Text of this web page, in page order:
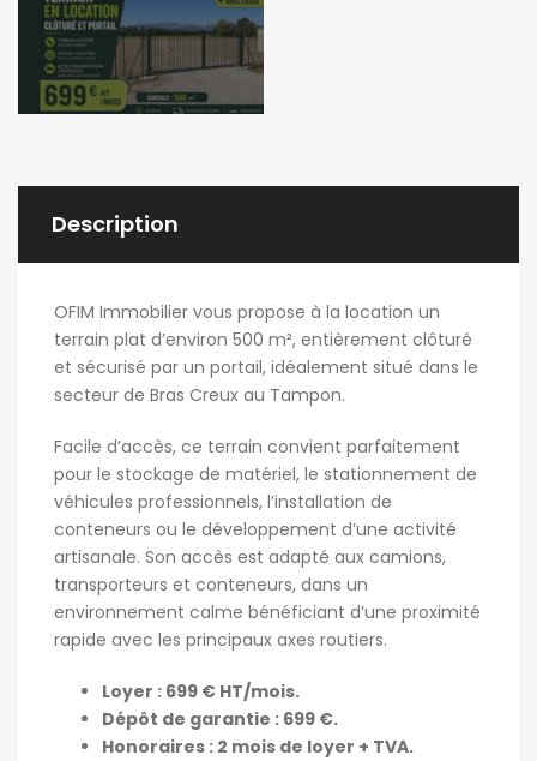
Description
OFIM Immobilier vous propose à la location un
terrain plat d’environ 500 m², entièrement clôturé
et sécurisé par un portail, idéalement situé dans le
secteur de Bras Creux au Tampon.
Facile d’accès, ce terrain convient parfaitement
pour le stockage de matériel, le stationnement de
véhicules professionnels, l’installation de
conteneurs ou le développement d’une activité
artisanale. Son accès est adapté aux camions,
transporteurs et conteneurs, dans un
environnement calme bénéficiant d’une proximité
rapide avec les principaux axes routiers.
Loyer : 699 € HT/mois.
Dépôt de garantie : 699 €.
Honoraires : 2 mois de loyer + TVA.